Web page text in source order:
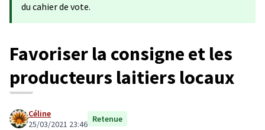
du cahier de vote.
Favoriser la consigne et les
producteurs laitiers locaux
Céline
25/03/2021 23:46 Retenue